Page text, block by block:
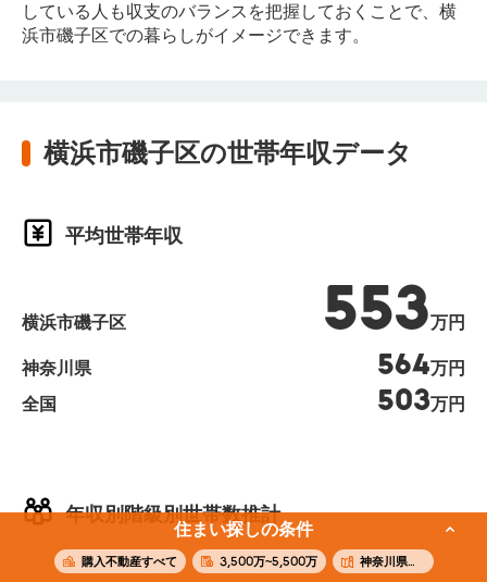
住まい探しの条件
購入不動産すべて 3,500万~5,500万 神奈川県横浜市磯子区
している人も収支のバランスを把握しておくことで、横
浜市磯子区での暮らしがイメージできます。
横浜市磯子区の世帯年収データ
年収別階級別世帯数推計
平均世帯年収
横浜市磯子区 553万円
神奈川県 564万円
全国
503万円